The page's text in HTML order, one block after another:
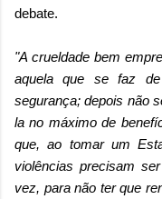
debate.
"A crueldade bem
aquela que se faz
segurança; depois não
la no máximo de
que, ao tomar um
violências precisam
vez, para não ter que